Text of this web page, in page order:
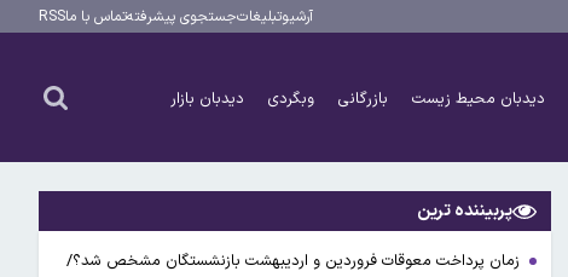
آرشیوتبلیغاتجستجوی پیشرفتهتماس با ماRSS
دیدبان محیط زیست بازرگانی وبگردی دیدبان بازار
پربیننده ترین
زمان پرداخت معوقات فروردین و اردیبهشت بازنشستگان مشخص شد؟/